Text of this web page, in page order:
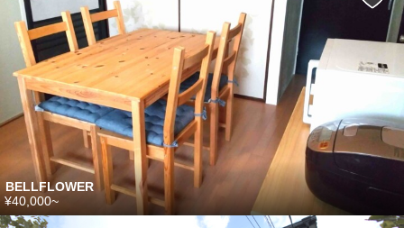
BELLFLOWER
¥40,000~